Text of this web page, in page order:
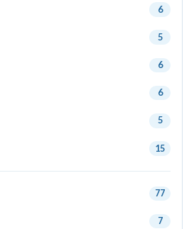
6
5
6
6
5
15
77
7